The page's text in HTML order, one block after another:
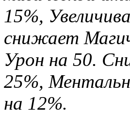
15%,
снижает
Урон на 50.
25%,
на 12%.